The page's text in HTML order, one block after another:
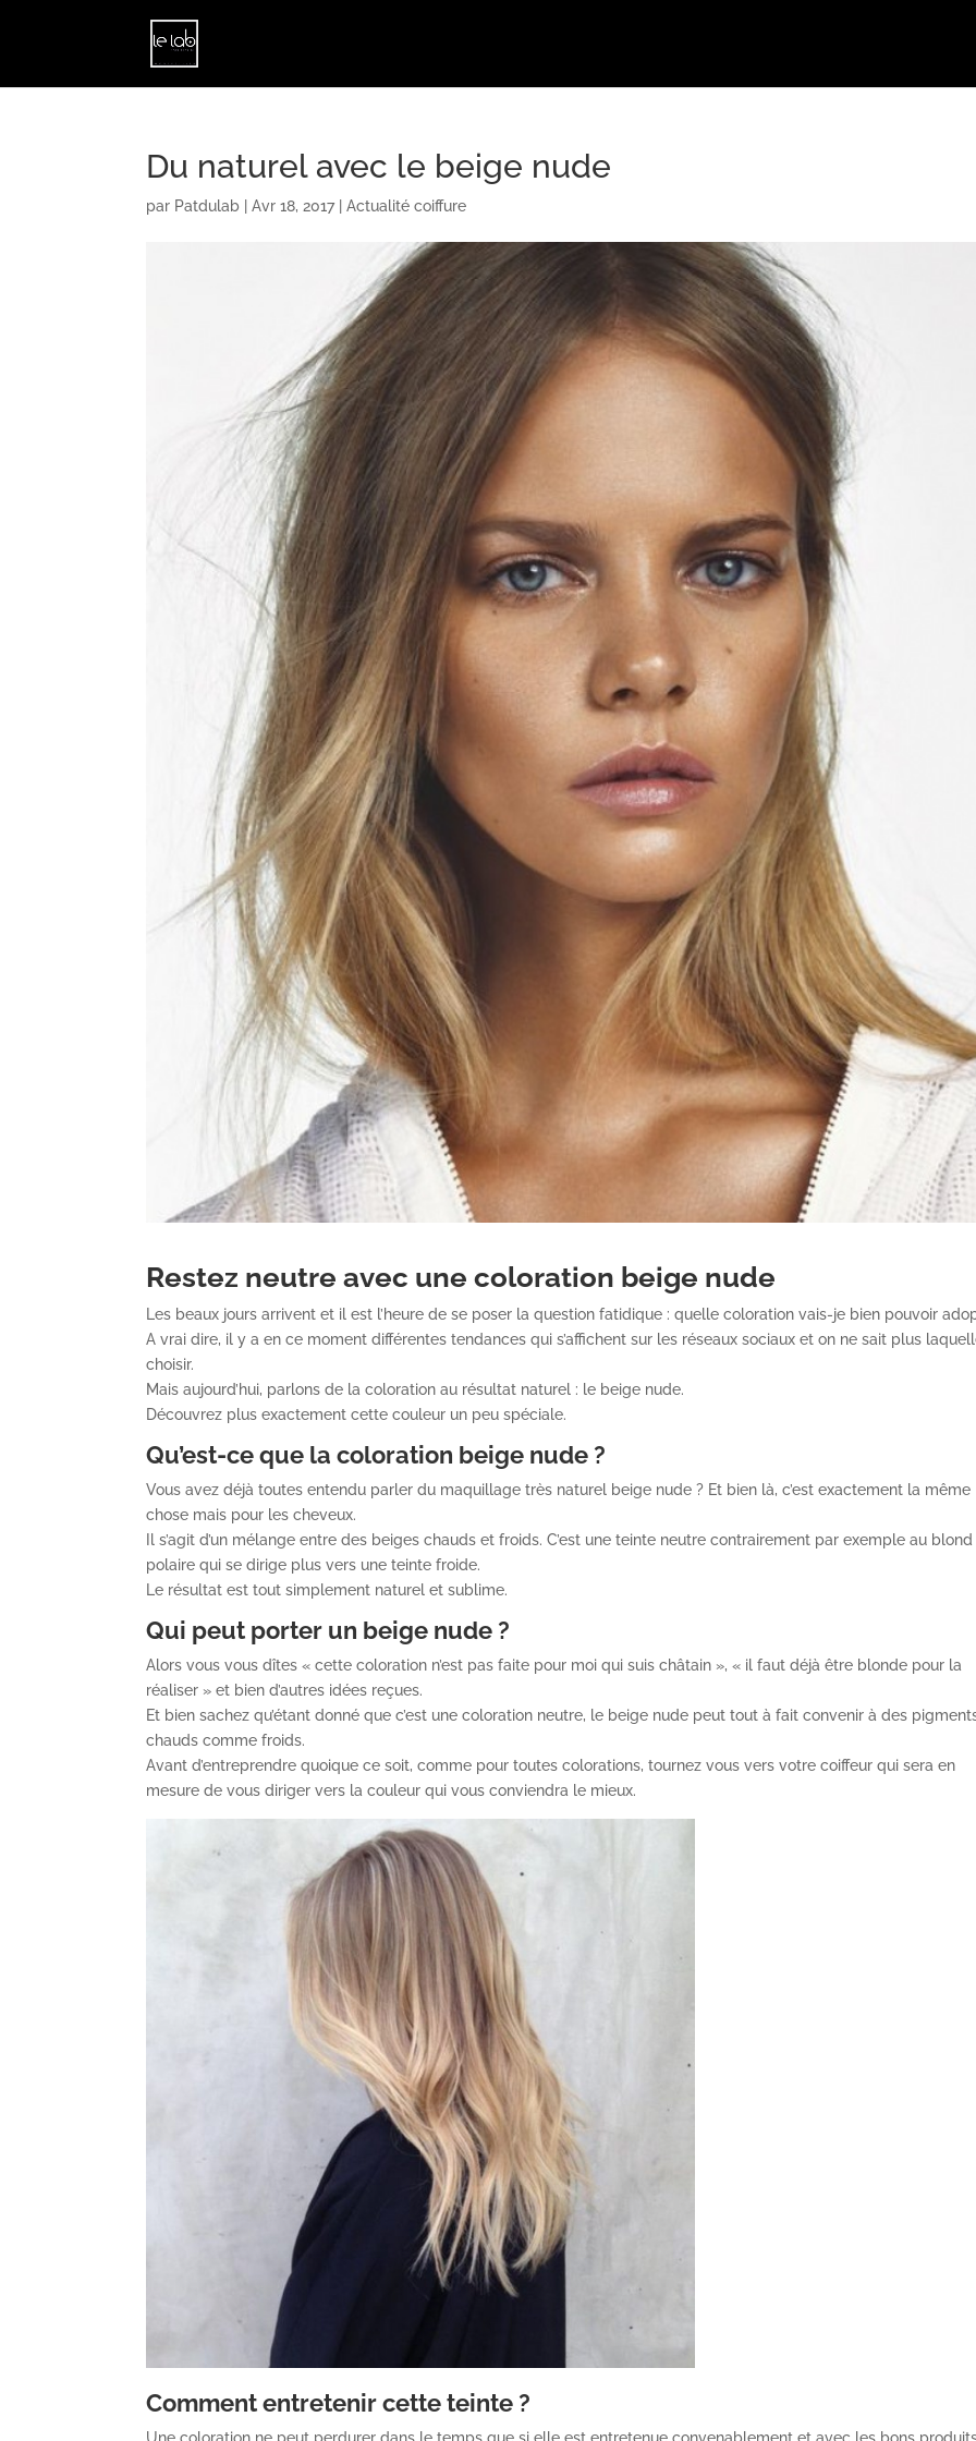
Du naturel avec le beige nude
par Patdulab |Avr 18, 2017|Actualité coiffure
Restez neutre avec une coloration beige nude
Les beaux jours arrivent et il est l’heure de se poser la question fatidique : quelle coloration vais-je bien pouvoir
A vrai dire, il y a en ce moment différentes tendances qui s’affichent sur les réseaux sociaux et on ne sait plus
choisir.
Mais aujourd’hui, parlons de la coloration au résultat naturel : le beige nude.
Découvrez plus exactement cette couleur un peu spéciale.
Qu’est-ce que la coloration beige nude ?
Vous avez déjà toutes entendu parler du maquillage très naturel beige nude ? Et bien là, c’est exactement la même
chose mais pour les cheveux.
Il s’agit d’un mélange entre des beiges chauds et froids. C’est une teinte neutre contrairement par exemple au blond
polaire qui se dirige plus vers une teinte froide.
Le résultat est tout simplement naturel et sublime.
Qui peut porter un beige nude ?
Alors vous vous dîtes « cette coloration n’est pas faite pour moi qui suis châtain », « il faut déjà être blonde pour la
réaliser » et bien d’autres idées reçues.
Et bien sachez qu’étant donné que c’est une coloration neutre, le beige nude peut tout à fait convenir à des
chauds comme froids.
Avant d’entreprendre quoique ce soit, comme pour toutes colorations, tournez vous vers votre coiffeur qui sera en
mesure de vous diriger vers la couleur qui vous conviendra le mieux.
Comment entretenir cette teinte ?